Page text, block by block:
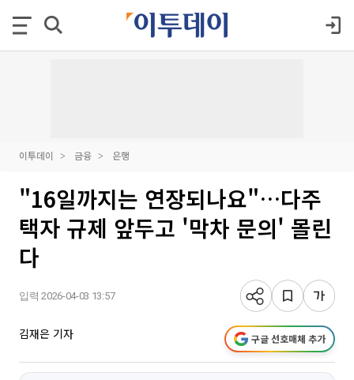
이투데이 금융 은행
"16일까지는 연장되나요"…다주
택자 규제 앞두고 '막차 문의' 몰린
다
입력 2026-04-03 13:57
김재은 기자 구글 선호매체 추가